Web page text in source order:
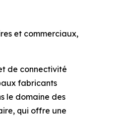
et commerciaux,
de connectivité
fabricants
le domaine des
qui offre une